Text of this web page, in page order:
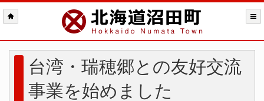
台湾・瑞穂郷との友好交流
事業を始めました